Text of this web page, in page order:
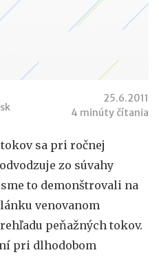
25.6.2011
4 minúty čítania
sa pri ročnej
zo súvahy
to demonštrovali na
venovanom
peňažných tokov.
pri dlhodobom